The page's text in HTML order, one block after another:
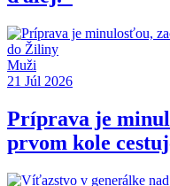
Muži
21 Júl 2026
Príprava je
prvom kole